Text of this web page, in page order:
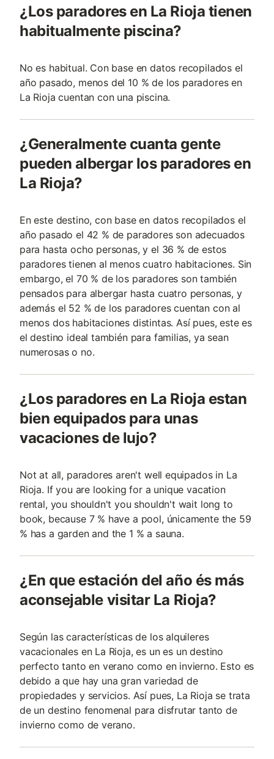
¿Los paradores en La Rioja tienen
habitualmente piscina?
No es habitual. Con base en datos recopilados el
año pasado, menos del 10 % de los paradores en
La Rioja cuentan con una piscina.
¿Generalmente cuanta gente
pueden albergar los paradores en
La Rioja?
En este destino, con base en datos recopilados el
año pasado el 42 % de paradores son adecuados
para hasta ocho personas, y el 36 % de estos
paradores tienen al menos cuatro habitaciones. Sin
embargo, el 70 % de los paradores son también
pensados para albergar hasta cuatro personas, y
además el 52 % de los paradores cuentan con al
menos dos habitaciones distintas. Así pues, este es
el destino ideal también para familias, ya sean
numerosas o no.
¿Los paradores en La Rioja estan
bien equipados para unas
vacaciones de lujo?
Not at all, paradores aren't well equipados in La
Rioja. If you are looking for a unique vacation
rental, you shouldn't you shouldn't wait long to
book, because 7 % have a pool, únicamente the 59
% has a garden and the 1 % a sauna.
¿En que estación del año és más
aconsejable visitar La Rioja?
Según las características de los alquileres
vacacionales en La Rioja, es un es un destino
perfecto tanto en verano como en invierno. Esto es
debido a que hay una gran variedad de
propiedades y servicios. Así pues, La Rioja se trata
de un destino fenomenal para disfrutar tanto de
invierno como de verano.